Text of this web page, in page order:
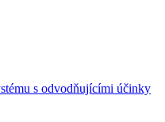
s odvodňujícími účinky